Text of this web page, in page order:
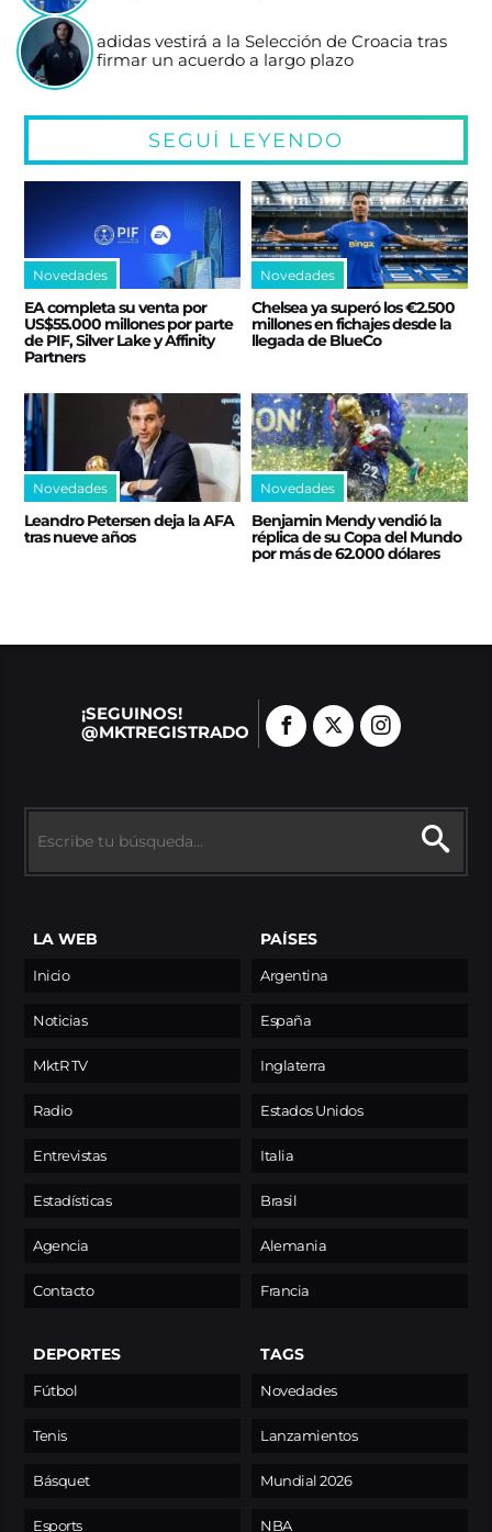
adidas vestirá a la Selección de Croacia tras
firmar un acuerdo a largo plazo
SEGUÍ LEYENDO
Novedades
EA completa su venta por
US$55.000 millones por parte
de PIF, Silver Lake y Affinity
Partners
Novedades
Chelsea ya superó los €2.500
millones en fichajes desde la
llegada de BlueCo
Novedades
Leandro Petersen deja la AFA
tras nueve años
Novedades
Benjamin Mendy vendió la
réplica de su Copa del Mundo
por más de 62.000 dólares
¡SEGUINOS!
@MKTREGISTRADO
LA WEB
Inicio
Noticias
MktR TV
Radio
Entrevistas
Estadísticas
Agencia
Contacto
PAÍSES
Argentina
España
Inglaterra
Estados Unidos
Italia
Brasil
Alemania
Francia
DEPORTES
Fútbol
Tenis
Básquet
Esports
TAGS
Novedades
Lanzamientos
Mundial 2026
NBA